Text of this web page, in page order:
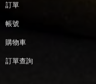
訂單
帳號
購物車
訂單查詢